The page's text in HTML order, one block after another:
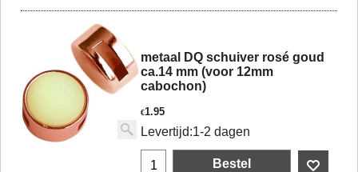
metaal DQ schuiver rosé goud
ca.14 mm (voor 12mm
cabochon)
€1.95
Levertijd:1-2 dagen
Bestel